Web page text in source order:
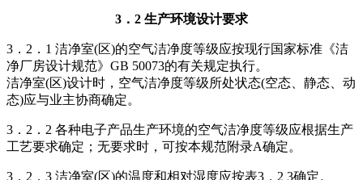
3．2 生产环境设计要求
3．2．1 洁净室(区)的空气洁净度等级应按现行国家标准《洁
净厂房设计规范》GB 50073的有关规定执行。
洁净室(区)设计时，空气洁净度等级所处状态(空态、静态、动
态)应与业主协商确定。
3．2．2 各种电子产品生产环境的空气洁净度等级应根据生产
工艺要求确定；无要求时，可按本规范附录A确定。
3．2．3 洁净室(区)的温度和相对湿度应按表3．2 3确定。